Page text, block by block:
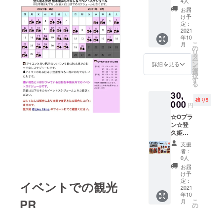
イベントでの観光
PR
すので
希望の
商品を1
点ご記
入下さ
い。
てお送
り致し
ます。
※缶バッ
チサイ
(38mm)
※登久姫
＊備考
欄への
・色紙
にお名
前を入
れます
ので、
入れて
欲しい
お名前
(ハンド
ルネー
ム可)を
姫御朱
ちらの
リター
ンは御
城印帳
ではあ
りませ
のない
ようお
願い致
しま
す。 ※
リター
ンを郵
送(レ
ター
パック)
にてお
送り致
しま
す。 ※
御朱印
☆ 特別
作！！
レアな
限定10
冊！ 今
回のた
めに特
別製作
致しま
お礼の
御手紙
・登久
姫メモ
帳デザ
インの
御朱印
帳1冊
・手書
き直筆
登久姫
御朱印
※こちら
のリ
ターン
お届
け予
定：
2021
年10
月
詳細を見る
こ
の
リ
タ
ー
ン
を
選
択
す
る
30,
000 円
残り5
☆Oプラ
ン☆登
久姫
グッズ
コンプ
リート
セット
グッズ3
点にサ
イン ・
お礼の
支援
者：
0人
お届
け予
定：
2021
年10
月
こ
の